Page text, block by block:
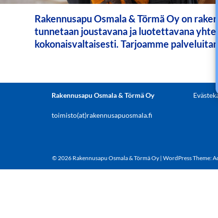
Rakennusapu Osmala & Törmä Oy on
tunnetaan joustavana ja luotettavana
kokonaisvaltaisesti. Tarjoamme
Rakennusapu Osmala & Törmä Oy
toimisto(at)rakennusapuosmala.fi
© 2026 Rakennusapu Osmala & Törmä Oy |WordPress Theme: